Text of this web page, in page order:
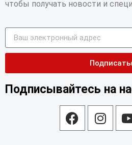
чтобы получать новости и
Подписывайтесь на